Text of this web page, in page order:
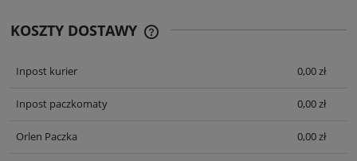
KOSZTY DOSTAWY
Inpost kurier
0,00 zł
Inpost paczkomaty 0,00 zł
Orlen Paczka 0,00 zł